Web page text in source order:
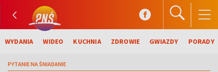
WYDANIA WIDEO KUCHNIA ZDROWIE GWIAZDY PORADY
PYTANIE NA ŚNIADANIE